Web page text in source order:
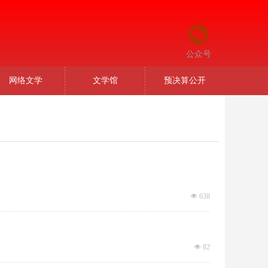
网络文学 文学馆 预决算公开
公众号
넶 638
넶 82